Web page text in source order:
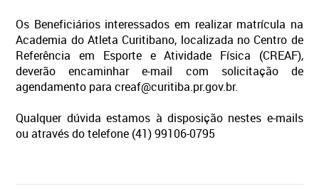
Os Beneficiários interessados em realizar matrícula na
Academia do Atleta Curitibano, localizada no Centro de
Referência em Esporte e Atividade Física (CREAF),
deverão encaminhar e-mail com solicitação de
agendamento para creaf@curitiba.pr.gov.br.
Qualquer dúvida estamos à disposição nestes e-mails
ou através do telefone (41) 99106-0795